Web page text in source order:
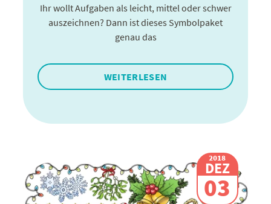
Ihr wollt Aufgaben als leicht, mittel oder schwer
auszeichnen? Dann ist dieses Symbolpaket
genau das
WEITERLESEN
2018
DEZ
03